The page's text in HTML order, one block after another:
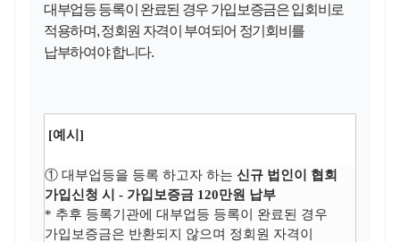
대부업등 등록이 완료된 경우 가입보증금은 입회비로
적용하며,정회원 자격이 부여되어 정기회비를
납부하여야 합니다.
[예시]
① 대부업등을 등록 하고자 하는 신규 법인이 협회
가입신청 시 - 가입보증금 120만원 납부
* 추후 등록기관에 대부업등 등록이 완료된 경우
가입보증금은 반환되지 않으며 정회원 자격이